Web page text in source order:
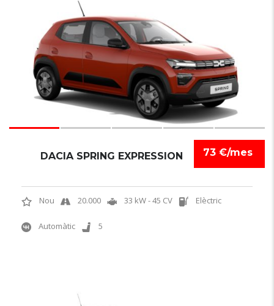
73 €/mes
DACIA SPRING EXPRESSION
Nou 20.000 33 kW - 45 CV Elèctric
Automàtic 5